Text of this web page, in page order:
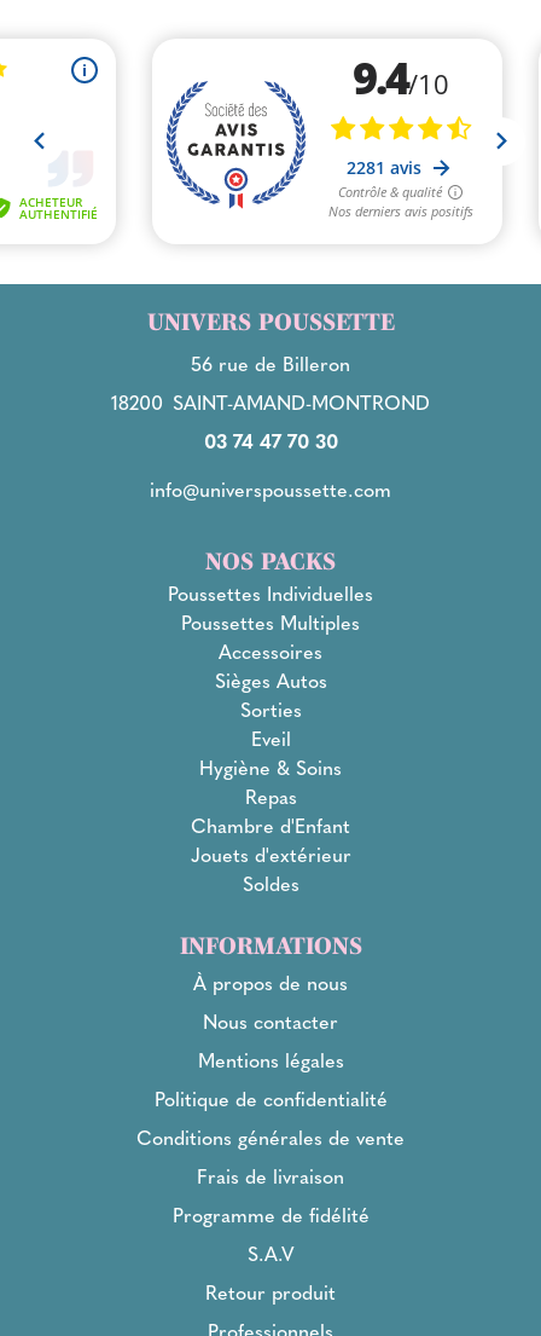
UNIVERS POUSSETTE
56 rue de Billeron
18200 SAINT-AMAND-MONTROND
03 74 47 70 30
info@universpoussette.com
NOS PACKS
Poussettes Individuelles
Poussettes Multiples
Accessoires
Sièges Autos
Sorties
Eveil
Hygiène & Soins
Repas
Chambre d'Enfant
Jouets d'extérieur
Soldes
INFORMATIONS
À propos de nous
Nous contacter
Mentions légales
Politique de confidentialité
Conditions générales de vente
Frais de livraison
Programme de fidélité
S.A.V
Retour produit
Professionnels